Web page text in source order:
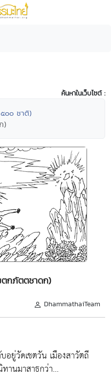
ค้นหาในเว็บไซต์ :
๐๐ ชาติ)
)
กภัตตชาดก)
DhammathaiTeam
ยู่วัดเชตวัน เมืองสาวัตถี
านมาสาธกว่า...